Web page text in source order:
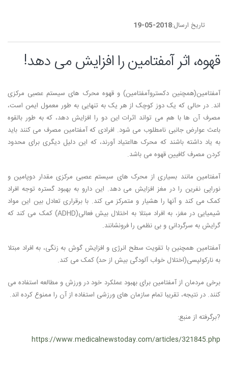
تاریخ ارسال:2018-05-19
قهوه، اثر آمفتامین را افزایش می دهد!
آمفتامین(همچنین دکستروآمفتامین) و قهوه محرک های سیستم عصبی مرکزی
اند. در حالی که یک دوز کوچک از هر یک به تنهایی به طور معمول ایمن است،
مصرف آن ها با هم می تواند اثرات این دو را افزایش دهد، که به طور بالقوه
باعث عوارض جانبی نامطلوب می شود. افرادی که آمفتامین مصرف می کنند باید
به یاد داشته باشند که محرک هااعتیاد آورند، که این دلیل دیگری برای محدود
کردن مصرف کافیین قهوه می باشد.
آمفتامین مانند بسیاری از محرک های سیستم عصبی مرکزی مقدار دوپامین و
نوراپی نفرین را در مغز افزایش می دهد. این دارو به بهبود گستره توجه افراد
کمک می کند و آنها را هشیار و متمرکز می کند. با برقراری تعادل بین این مواد
شیمیایی در مغز، به افراد مبتلا به اختلال بیش فعالی(ADHD) کمک می کند که
گرایش به سرگردانی و بی نظمی را فرونشانند.
آمفتامین همچنین با تقویت سطح انرژی و افزایش گوش به زنگی، به افراد مبتلا
به نارکولپسی(اختلال خواب آلودگی بیش از حد) کمک می کند.
برخی مردمان از آمفتامین برای بهبود عملکرد خود در ورزش و مطالعه استفاده می
کنند. در نتیجه، تقریبا تمام سازمان های ورزشی استفاده از آن را ممنوع کرده اند.
?برگرفته از منبع:
https://www.medicalnewstoday.com/articles/321845.php